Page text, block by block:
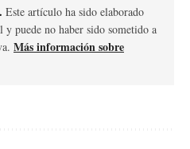
Este artículo ha sido elaborado
puede no haber sido sometido a
Más información sobre